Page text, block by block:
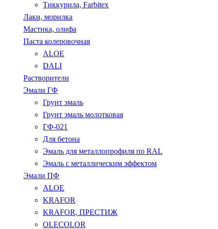
Тиккурила, Farbitex
Лаки, морилка
Мастика, олифа
Паста колеровочная
ALOE
DALI
Растворители
Эмали ГФ
Грунт эмаль
Грунт эмаль молотковая
ГФ-021
Для бетона
Эмаль для металлопрофиля по RAL
Эмаль с металлическим эффектом
Эмали ПФ
ALOE
KRAFOR
KRAFOR, ПРЕСТИЖ
OLECOLOR